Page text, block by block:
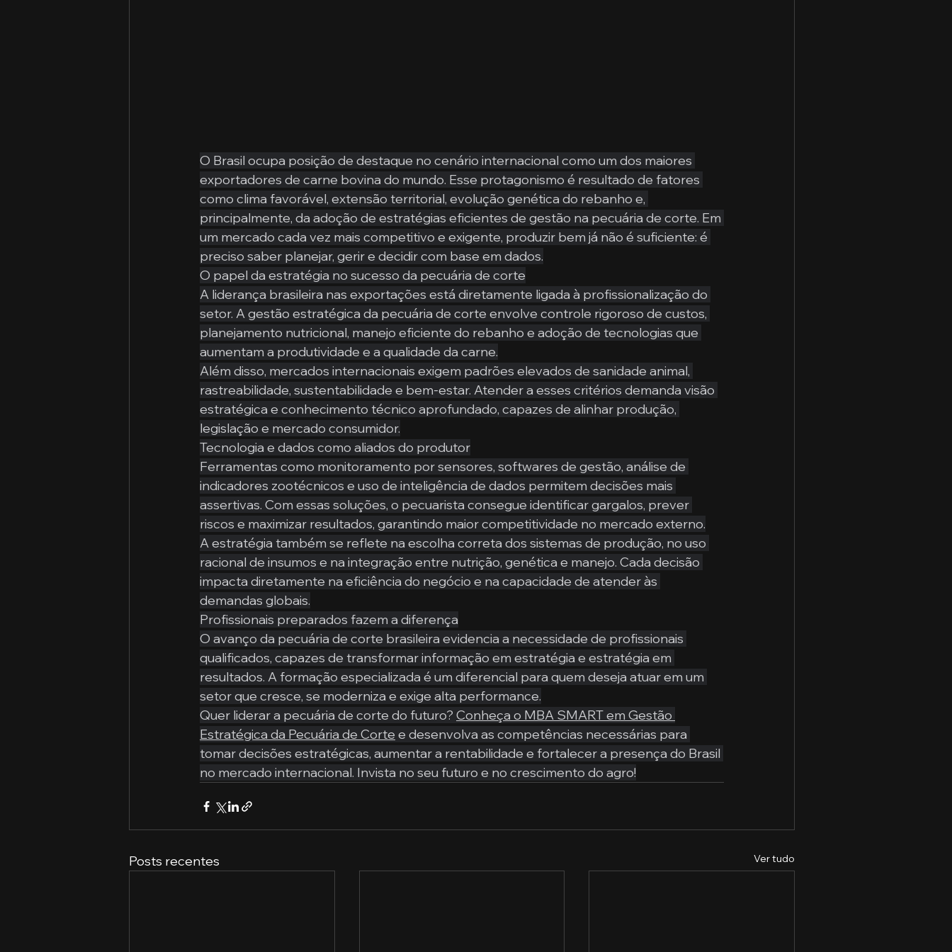
O Brasil ocupa posição de destaque no cenário internacional como um dos maiores
exportadores de carne bovina do mundo. Esse protagonismo é resultado de fatores
como clima favorável, extensão territorial, evolução genética do rebanho e,
principalmente, da adoção de estratégias eficientes de gestão na pecuária de corte. Em
um mercado cada vez mais competitivo e exigente, produzir bem já não é suficiente: é
preciso saber planejar, gerir e decidir com base em dados.
O papel da estratégia no sucesso da pecuária de corte
A liderança brasileira nas exportações está diretamente ligada à profissionalização do
setor. A gestão estratégica da pecuária de corte envolve controle rigoroso de custos,
planejamento nutricional, manejo eficiente do rebanho e adoção de tecnologias que
aumentam a produtividade e a qualidade da carne.
Além disso, mercados internacionais exigem padrões elevados de sanidade animal,
rastreabilidade, sustentabilidade e bem-estar. Atender a esses critérios demanda visão
estratégica e conhecimento técnico aprofundado, capazes de alinhar produção,
legislação e mercado consumidor.
Tecnologia e dados como aliados do produtor
Ferramentas como monitoramento por sensores, softwares de gestão, análise de
indicadores zootécnicos e uso de inteligência de dados permitem decisões mais
assertivas. Com essas soluções, o pecuarista consegue identificar gargalos, prever
riscos e maximizar resultados, garantindo maior competitividade no mercado externo.
A estratégia também se reflete na escolha correta dos sistemas de produção, no uso
racional de insumos e na integração entre nutrição, genética e manejo. Cada decisão
impacta diretamente na eficiência do negócio e na capacidade de atender às
demandas globais.
Profissionais preparados fazem a diferença
O avanço da pecuária de corte brasileira evidencia a necessidade de profissionais
qualificados, capazes de transformar informação em estratégia e estratégia em
resultados. A formação especializada é um diferencial para quem deseja atuar em um
setor que cresce, se moderniza e exige alta performance.
Quer liderar a pecuária de corte do futuro? Conheça o MBA SMART em Gestão
Estratégica da Pecuária de Corte e desenvolva as competências necessárias para
tomar decisões estratégicas, aumentar a rentabilidade e fortalecer a presença do Brasil
no mercado internacional. Invista no seu futuro e no crescimento do agro!
Posts recentes Ver tudo